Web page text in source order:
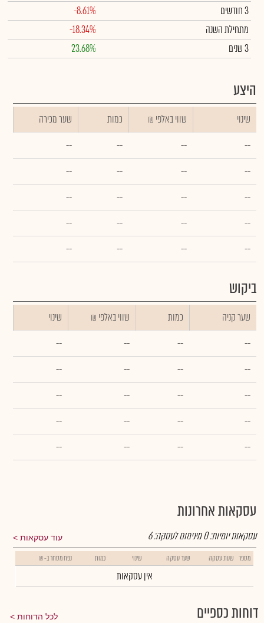
3 חודשים
-8.61%
מתחילת השנה
-18.34%
3 שנים
23.68%
היצע
שינוי ₪ שווי באלפי כמות
שער מכירה
--
--
--
--
--
--
--
--
--
--
--
--
--
--
--
--
--
--
--
--
ביקוש
שער קניה כמות ₪ שווי באלפי
שינוי
--
--
--
--
--
--
--
--
--
--
--
--
--
--
--
--
--
--
--
--
עסקאות אחרונות
עוד עסקאות עסקאות יומיות:0מינימום לעסקה:6
מספר שעת עסקה שער עסקה שינוי כמות נפח מסחר ב- ₪
אין עסקאות
דוחות כספיים לכל הדוחות